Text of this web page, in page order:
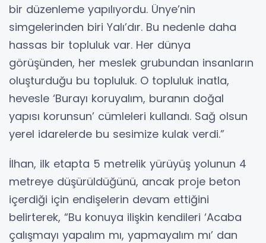
bir düzenleme yapılıyordu. Ünye’nin
simgelerinden biri Yalı’dır. Bu nedenle daha
hassas bir topluluk var. Her dünya
görüşünden, her meslek grubundan insanların
oluşturduğu bu topluluk. O topluluk inatla,
hevesle ‘Burayı koruyalım, buranın doğal
yapısı korunsun’ cümleleri kullandı. Sağ olsun
yerel idarelerde bu sesimize kulak verdi.”
İlhan, ilk etapta 5 metrelik yürüyüş yolunun 4
metreye düşürüldüğünü, ancak proje beton
içerdiği için endişelerin devam ettiğini
belirterek, “Bu konuya ilişkin kendileri ‘Acaba
çalışmayı yapalım mı, yapmayalım mı’ dan